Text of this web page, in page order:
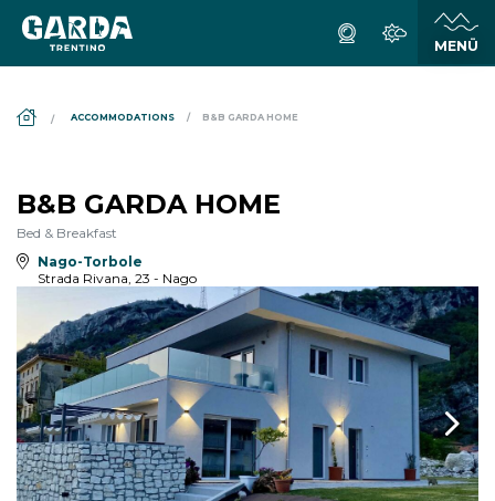
ACCOMMODATIONS B&B GARDA HOME
B&B GARDA HOME
Bed & Breakfast
Nago-Torbole
Strada Rivana, 23 - Nago